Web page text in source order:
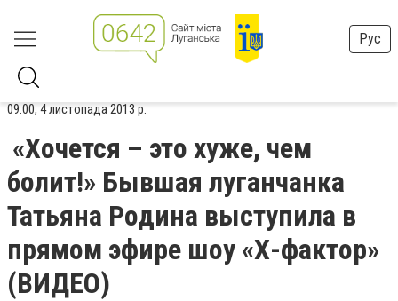
Рус
09:00, 4 листопада 2013 р.
«Хочется – это хуже, чем
болит!» Бывшая луганчанка
Татьяна Родина выступила в
прямом эфире шоу «Х-фактор»
(ВИДЕО)